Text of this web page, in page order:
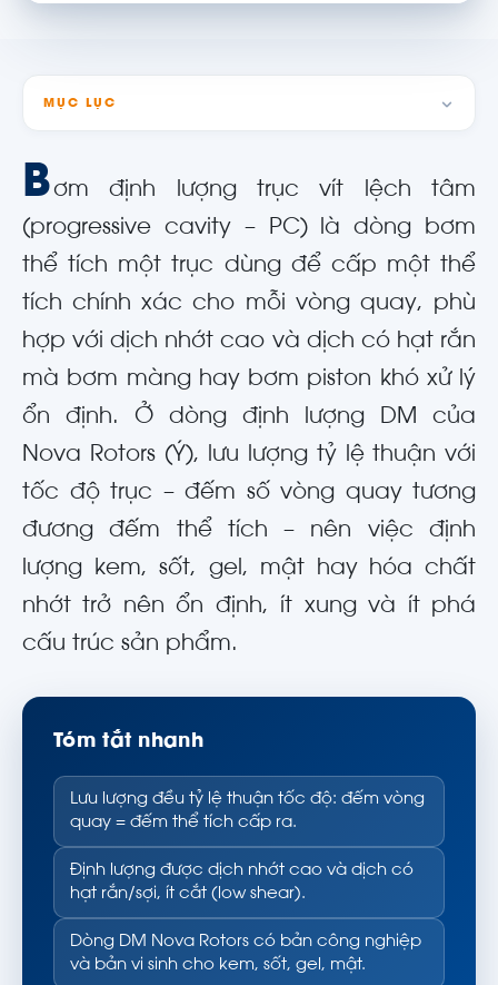
MỤC LỤC
Bơm định lượng trục vít lệch tâm
(progressive cavity – PC) là dòng bơm
thể tích một trục dùng để cấp một thể
tích chính xác cho mỗi vòng quay, phù
hợp với dịch nhớt cao và dịch có hạt rắn
mà bơm màng hay bơm piston khó xử lý
ổn định. Ở dòng định lượng DM của
Nova Rotors (Ý), lưu lượng tỷ lệ thuận với
tốc độ trục – đếm số vòng quay tương
đương đếm thể tích – nên việc định
lượng kem, sốt, gel, mật hay hóa chất
nhớt trở nên ổn định, ít xung và ít phá
cấu trúc sản phẩm.
Tóm tắt nhanh
Lưu lượng đều tỷ lệ thuận tốc độ: đếm vòng
quay = đếm thể tích cấp ra.
Định lượng được dịch nhớt cao và dịch có
hạt rắn/sợi, ít cắt (low shear).
Dòng DM Nova Rotors có bản công nghiệp
và bản vi sinh cho kem, sốt, gel, mật.